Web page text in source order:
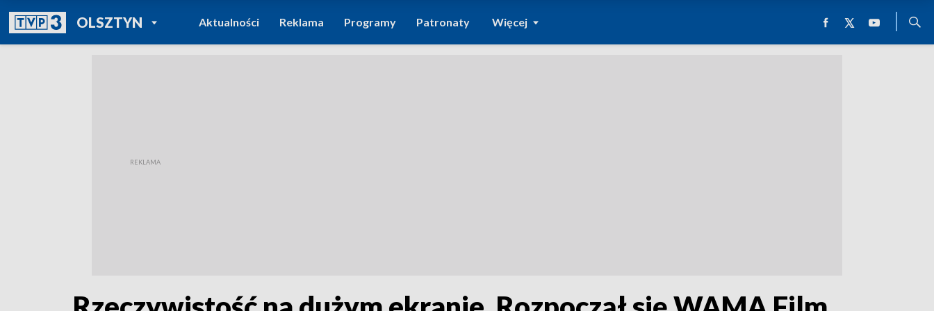
OLSZTYNPOWRÓT DO
TVP REGIONY
Aktualności Reklama Programy Patronaty Więcej